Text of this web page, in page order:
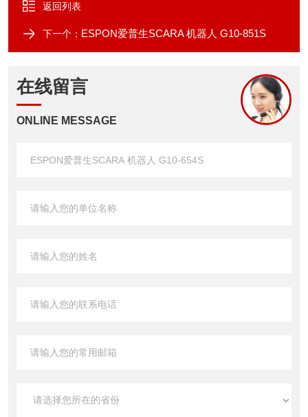
返回列表
下一个： ESPON爱普生SCARA 机器人 G10-851S
在线留言
ONLINE MESSAGE